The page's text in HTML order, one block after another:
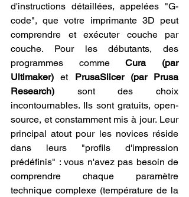
d'instructions détaillées, appelées "G-
code", que votre imprimante 3D peut
comprendre et exécuter couche par
couche. Pour les débutants, des
programmes comme Cura (par
Ultimaker) et PrusaSlicer (par Prusa
Research) sont des choix
incontournables. Ils sont gratuits, open-
source, et constamment mis à jour. Leur
principal atout pour les novices réside
dans leurs "profils d'impression
prédéfinis" : vous n'avez pas besoin de
comprendre chaque paramètre
technique complexe (température de la